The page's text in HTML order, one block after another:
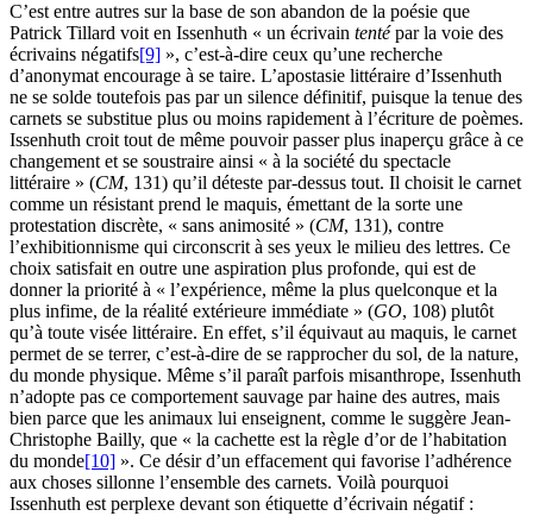
C’est entre autres sur la base de son abandon de la poésie que
Patrick Tillard voit en Issenhuth « un écrivain tentépar la voie des
écrivains négatifs[9] », c’est-à-dire ceux qu’une recherche
d’anonymat encourage à se taire. L’apostasie littéraire d’Issenhuth
ne se solde toutefois pas par un silence définitif, puisque la tenue des
carnets se substitue plus ou moins rapidement à l’écriture de poèmes.
Issenhuth croit tout de même pouvoir passer plus inaperçu grâce à ce
changement et se soustraire ainsi « à la société du spectacle
littéraire » (CM, 131) qu’il déteste par-dessus tout. Il choisit le carnet
comme un résistant prend le maquis, émettant de la sorte une
protestation discrète, « sans animosité » (CM, 131), contre
l’exhibitionnisme qui circonscrit à ses yeux le milieu des lettres. Ce
choix satisfait en outre une aspiration plus profonde, qui est de
donner la priorité à « l’expérience, même la plus quelconque et la
plus infime, de la réalité extérieure immédiate » (GO, 108) plutôt
qu’à toute visée littéraire. En effet, s’il équivaut au maquis, le carnet
permet de se terrer, c’est-à-dire de se rapprocher du sol, de la nature,
du monde physique. Même s’il paraît parfois misanthrope, Issenhuth
n’adopte pas ce comportement sauvage par haine des autres, mais
bien parce que les animaux lui enseignent, comme le suggère Jean-
Christophe Bailly, que « la cachette est la règle d’or de l’habitation
du monde[10] ». Ce désir d’un effacement qui favorise l’adhérence
aux choses sillonne l’ensemble des carnets. Voilà pourquoi
Issenhuth est perplexe devant son étiquette d’écrivain négatif :